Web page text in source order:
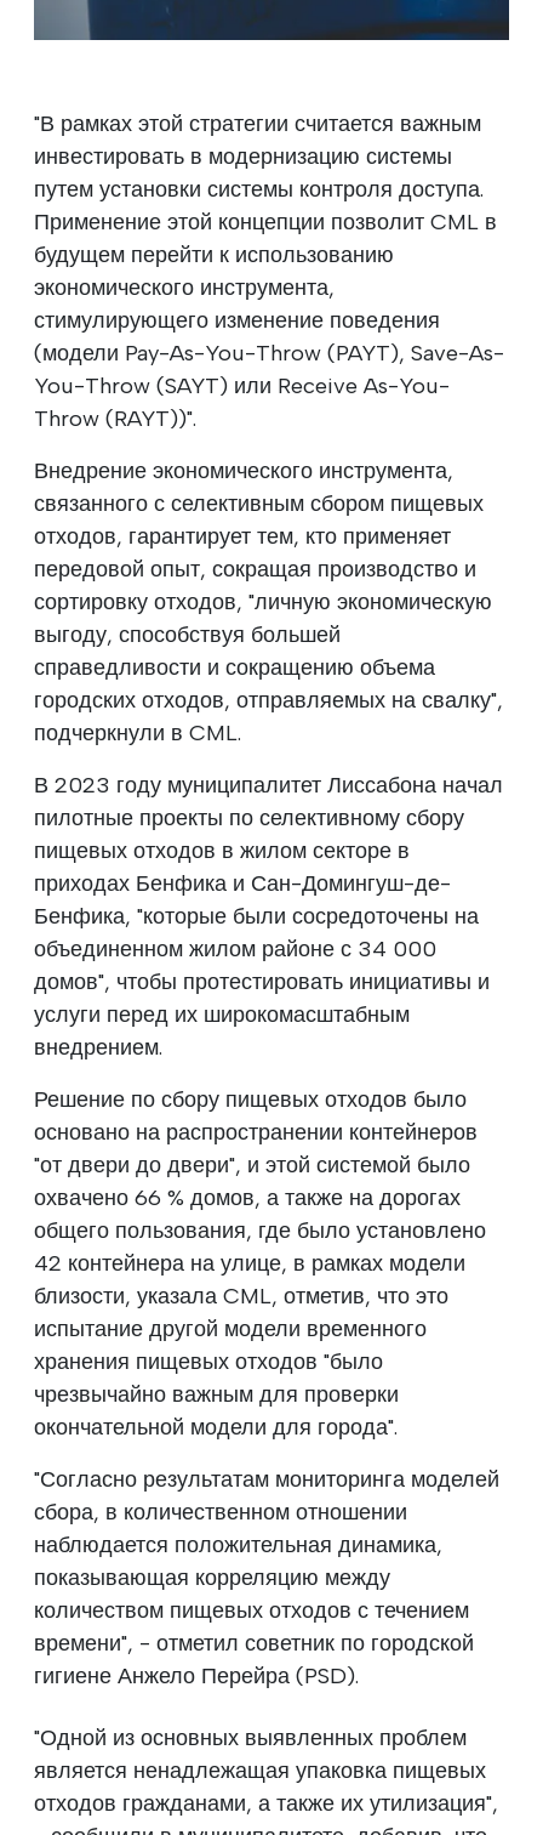
"В рамках этой стратегии считается важным
инвестировать в модернизацию системы
путем установки системы контроля доступа.
Применение этой концепции позволит CML в
будущем перейти к использованию
экономического инструмента,
стимулирующего изменение поведения
(модели Pay-As-You-Throw (PAYT), Save-As-
You-Throw (SAYT) или Receive As-You-
Throw (RAYT))".
Внедрение экономического инструмента,
связанного с селективным сбором пищевых
отходов, гарантирует тем, кто применяет
передовой опыт, сокращая производство и
сортировку отходов, "личную экономическую
выгоду, способствуя большей
справедливости и сокращению объема
городских отходов, отправляемых на свалку",
подчеркнули в CML.
В 2023 году муниципалитет Лиссабона начал
пилотные проекты по селективному сбору
пищевых отходов в жилом секторе в
приходах Бенфика и Сан-Домингуш-де-
Бенфика, "которые были сосредоточены на
объединенном жилом районе с 34 000
домов", чтобы протестировать инициативы и
услуги перед их широкомасштабным
внедрением.
Решение по сбору пищевых отходов было
основано на распространении контейнеров
"от двери до двери", и этой системой было
охвачено 66 % домов, а также на дорогах
общего пользования, где было установлено
42 контейнера на улице, в рамках модели
близости, указала CML, отметив, что это
испытание другой модели временного
хранения пищевых отходов "было
чрезвычайно важным для проверки
окончательной модели для города".
"Согласно результатам мониторинга моделей
сбора, в количественном отношении
наблюдается положительная динамика,
показывающая корреляцию между
количеством пищевых отходов с течением
времени", - отметил советник по городской
гигиене Анжело Перейра (PSD).
"Одной из основных выявленных проблем
является ненадлежащая упаковка пищевых
отходов гражданами, а также их утилизация",